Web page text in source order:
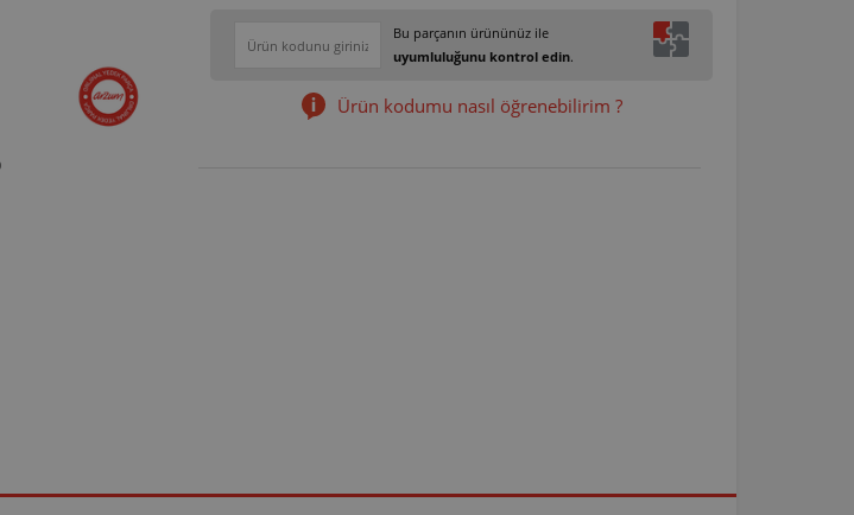
Bu parçanın ürününüz ile
uyumluluğunu kontrol edin.
Ürün kodumu nasıl öğrenebilirim ?